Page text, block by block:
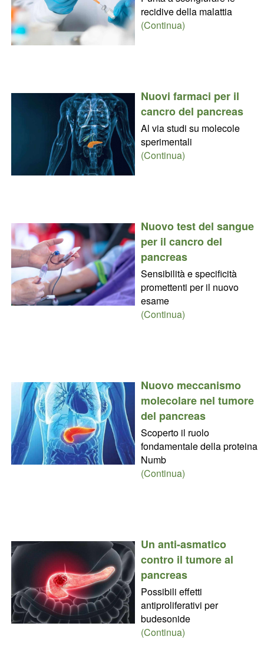
recidive della malattia
(Continua)
Nuovi farmaci per il
cancro del pancreas
Al via studi su molecole
sperimentali
(Continua)
Nuovo test del sangue
per il cancro del
pancreas
Sensibilità e specificità
promettenti per il nuovo
esame
(Continua)
Nuovo meccanismo
molecolare nel tumore
del pancreas
Scoperto il ruolo
fondamentale della proteina
Numb
(Continua)
Un anti-asmatico
contro il tumore al
pancreas
Possibili effetti
antiproliferativi per
budesonide
(Continua)